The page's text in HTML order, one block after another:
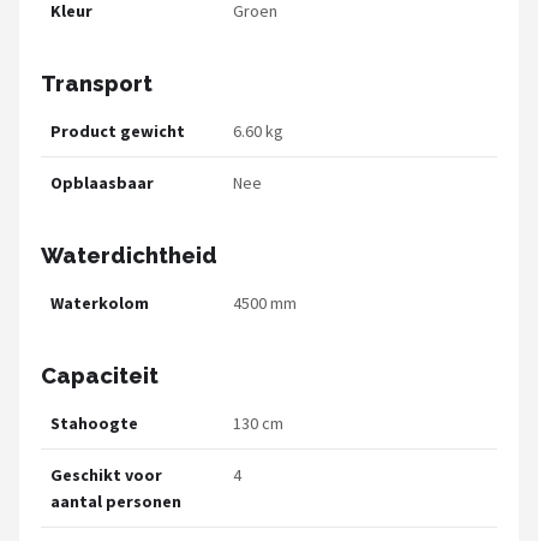
Kleur Groen
Transport
Product gewicht 6.60 kg
Opblaasbaar Nee
Waterdichtheid
Waterkolom 4500 mm
Capaciteit
Stahoogte 130 cm
Geschikt voor
aantal personen
4